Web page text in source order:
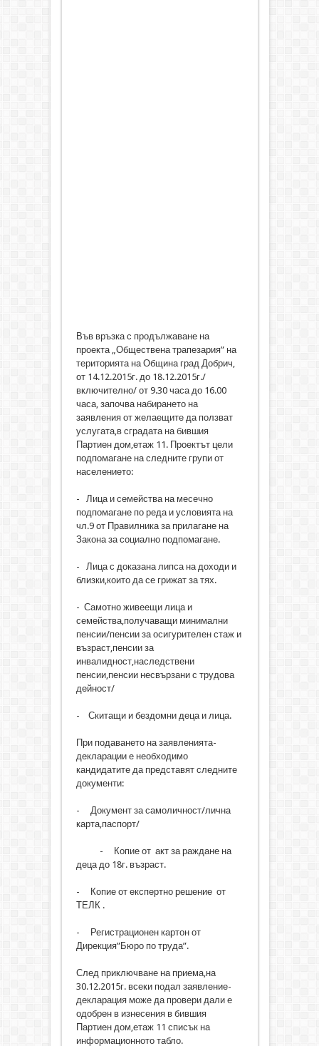
Във връзка с продължаване на
проекта „Обществена трапезария” на
територията на Община град Добрич,
от 14.12.2015г. до 18.12.2015г./
включително/ от 9.30 часа до 16.00
часа, започва набирането на
заявления от желаещите да ползват
услугата,в сградата на бившия
Партиен дом,етаж 11. Проектът цели
подпомагане на следните групи от
населението:
- Лица и семейства на месечно
подпомагане по реда и условията на
чл.9 от Правилника за прилагане на
Закона за социално подпомагане.
- Лица с доказана липса на доходи и
близки,които да се грижат за тях.
- Самотно живеещи лица и
семейства,получаващи минимални
пенсии/пенсии за осигурителен стаж и
възраст,пенсии за
инвалидност,наследствени
пенсии,пенсии несвързани с трудова
дейност/
- Скитащи и бездомни деца и лица.
При подаването на заявленията-
декларации е необходимо
кандидатите да представят следните
документи:
- Документ за самоличност/лична
карта,паспорт/
- Копие от акт за раждане на
деца до 18г. възраст.
- Копие от експертно решение от
ТЕЛК .
- Регистрационен картон от
Дирекция”Бюро по труда”.
След приключване на приема,на
30.12.2015г. всеки подал заявление-
декларация може да провери дали е
одобрен в изнесения в бившия
Партиен дом,етаж 11 списък на
информационното табло.